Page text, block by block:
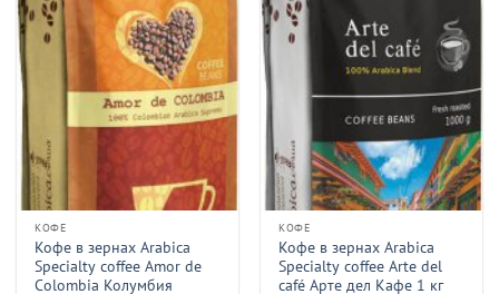
КОФЕ
Кофе в зернах Arabica
Specialty coffee Amor de
Colombia Колумбия
КОФЕ
Кофе в зернах Arabica
Specialty coffee Arte del
café Арте дел Кафе 1 кг